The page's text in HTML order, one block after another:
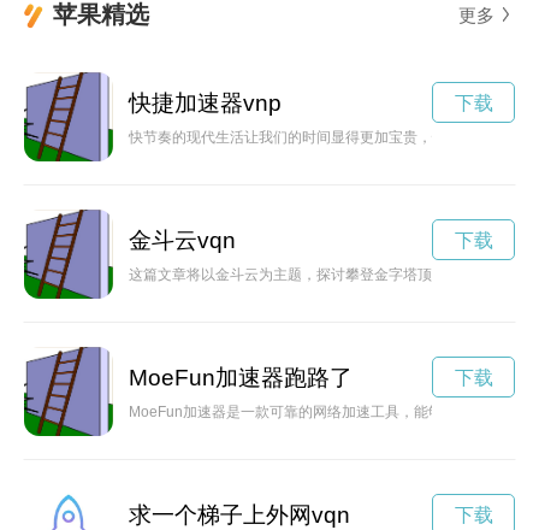
苹果精选 更多
快捷加速器vnp
快节奏的现代生活让我们的时间显得更加宝贵，快捷加速器就
下载
金斗云vqn
这篇文章将以金斗云为主题，探讨攀登金字塔顶端所需的勇气
下载
MoeFun加速器跑路了
MoeFun加速器是一款可靠的网络加速工具，能够提供稳定快
下载
求一个梯子上外网vqn 下载